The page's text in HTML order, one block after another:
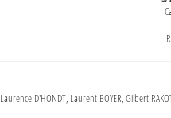
Laurence D'HONDT, Laurent BOYER, Gilbert